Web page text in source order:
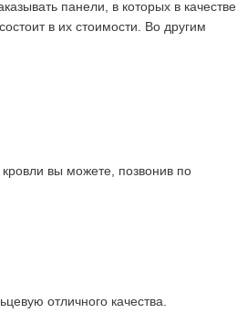
панели, в которых в качестве
в их стоимости. Во другим
вы можете, позвонив по
отличного качества.